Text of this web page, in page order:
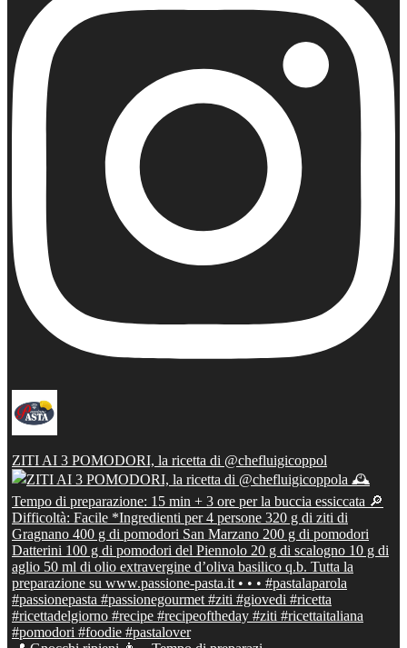
ZITI AI 3 POMODORI, la ricetta di @chefluigicoppol